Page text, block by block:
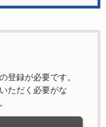
登録が必要です。
ただく必要がな